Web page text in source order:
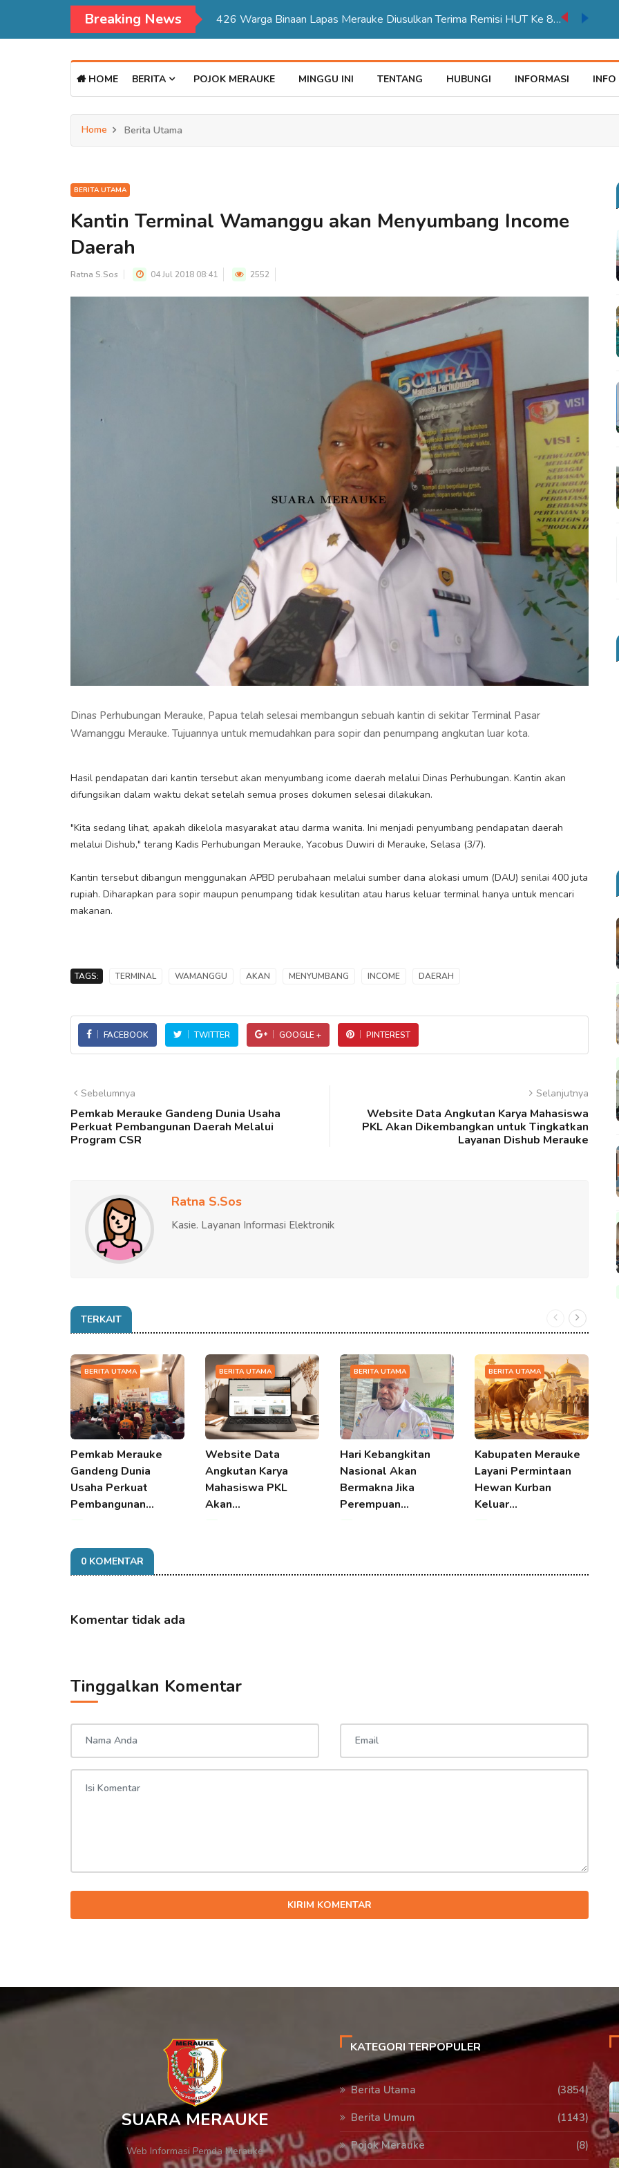
Breaking News Kadisdukcapil Merauke Tegaskan Pelayana KTP Sesuai SOP
HOME BERITA POJOK MERAUKE MINGGU INI TENTANG HUBUNGI INFORMASI
Home Berita Utama
BERITA UTAMA
Kantin Terminal Wamanggu akan Menyumbang Income
Daerah
Ratna S.Sos 04 Jul 2018 08:41 2552
Dinas Perhubungan Merauke, Papua telah selesai membangun sebuah kantin di sekitar Terminal Pasar
Wamanggu Merauke. Tujuannya untuk memudahkan para sopir dan penumpang angkutan luar kota.
Hasil pendapatan dari kantin tersebut akan menyumbang icome daerah melalui Dinas Perhubungan. Kantin akan
difungsikan dalam waktu dekat setelah semua proses dokumen selesai dilakukan.
"Kita sedang lihat, apakah dikelola masyarakat atau darma wanita. Ini menjadi penyumbang pendapatan daerah
melalui Dishub," terang Kadis Perhubungan Merauke, Yacobus Duwiri di Merauke, Selasa (3/7).
Kantin tersebut dibangun menggunakan APBD perubahaan melalui sumber dana alokasi umum (DAU) senilai 400 juta
rupiah. Diharapkan para sopir maupun penumpang tidak kesulitan atau harus keluar terminal hanya untuk mencari
makanan.
TAGS: TERMINAL WAMANGGU AKAN MENYUMBANG INCOME DAERAH
FACEBOOK TWITTER GOOGLE + PINTEREST
Sebelumnya
Pemkab Merauke Gandeng Dunia Usaha
Perkuat Pembangunan Daerah Melalui
Program CSR
Selanjutnya
Website Data Angkutan Karya Mahasiswa
PKL Akan Dikembangkan untuk Tingkatkan
Layanan Dishub Merauke
Ratna S.Sos
Kasie. Layanan Informasi Elektronik
TERKAIT
BERITA UTAMA
Pemkab Merauke
Gandeng Dunia
Usaha Perkuat
Pembangunan…
BERITA UTAMA
Website Data
Angkutan Karya
Mahasiswa PKL
Akan…
BERITA UTAMA
Hari Kebangkitan
Nasional Akan
Bermakna Jika
Perempuan…
BERITA UTAMA
Kabupaten Merauke
Layani Permintaan
Hewan Kurban
Keluar…
0 KOMENTAR
Komentar tidak ada
Tinggalkan Komentar
KIRIM KOMENTAR
SUARA MERAUKE
Web Informasi Pemda Merauke
KATEGORI TERPOPULER
Berita Utama
(3854)
Berita Umum
(1143)
Pojok Merauke
(8)